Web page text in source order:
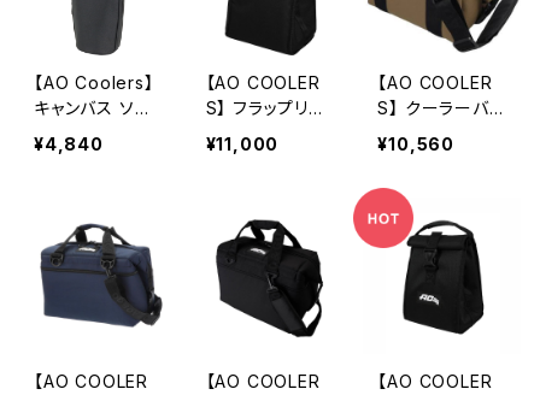
【AO Coolers】
キャンバス ソフ
トボトルクーラ
¥4,840
【AO COOLER
S】 フラップリッ
ド ランチクーラ
¥11,000
【AO COOLER
S】 クーラーバッ
グ 12パック
¥10,560
【AO COOLER
【AO COOLER
【AO COOLER